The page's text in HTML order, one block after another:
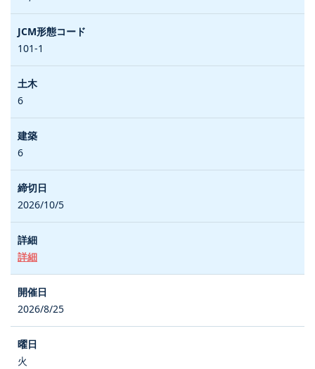
101-1
6
6
2026/10/5
詳細
2026/8/25
火